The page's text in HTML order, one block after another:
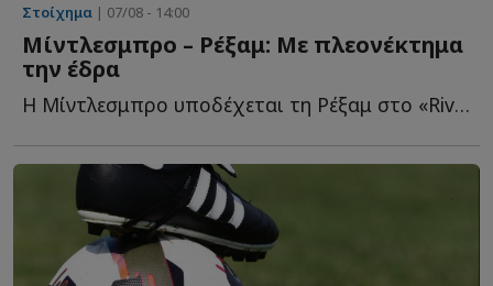
Στοίχημα | 07/08 - 14:00
Μίντλεσμπρο – Ρέξαμ: Με πλεονέκτημα
την έδρα
Η Μίντλεσμπρο υποδέχεται τη Ρέξαμ στο «Riverside Stadium» για τ...